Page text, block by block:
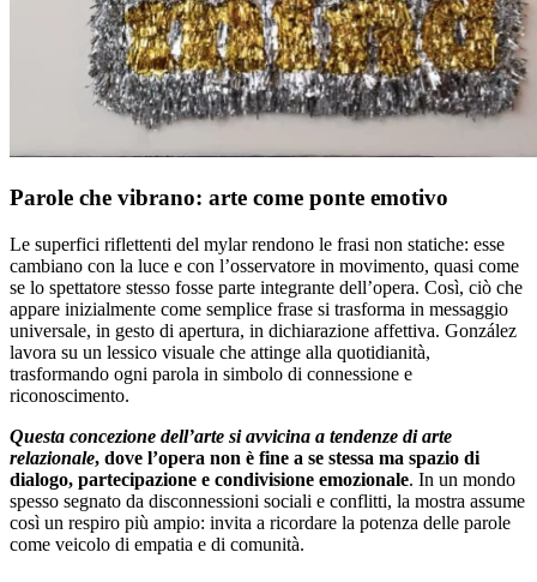
Parole che vibrano: arte come ponte emotivo
Le superfici riflettenti del mylar rendono le frasi non statiche: esse
cambiano con la luce e con l’osservatore in movimento, quasi come
se lo spettatore stesso fosse parte integrante dell’opera. Così, ciò che
appare inizialmente come semplice frase si trasforma in messaggio
universale, in gesto di apertura, in dichiarazione affettiva. González
lavora su un lessico visuale che attinge alla quotidianità,
trasformando ogni parola in simbolo di connessione e
riconoscimento.
Questa concezione dell’arte si avvicina a tendenze di arte
relazionale, dove l’opera non è fine a se stessa ma spazio di
dialogo, partecipazione e condivisione emozionale. In un mondo
spesso segnato da disconnessioni sociali e conflitti, la mostra assume
così un respiro più ampio: invita a ricordare la potenza delle parole
come veicolo di empatia e di comunità.